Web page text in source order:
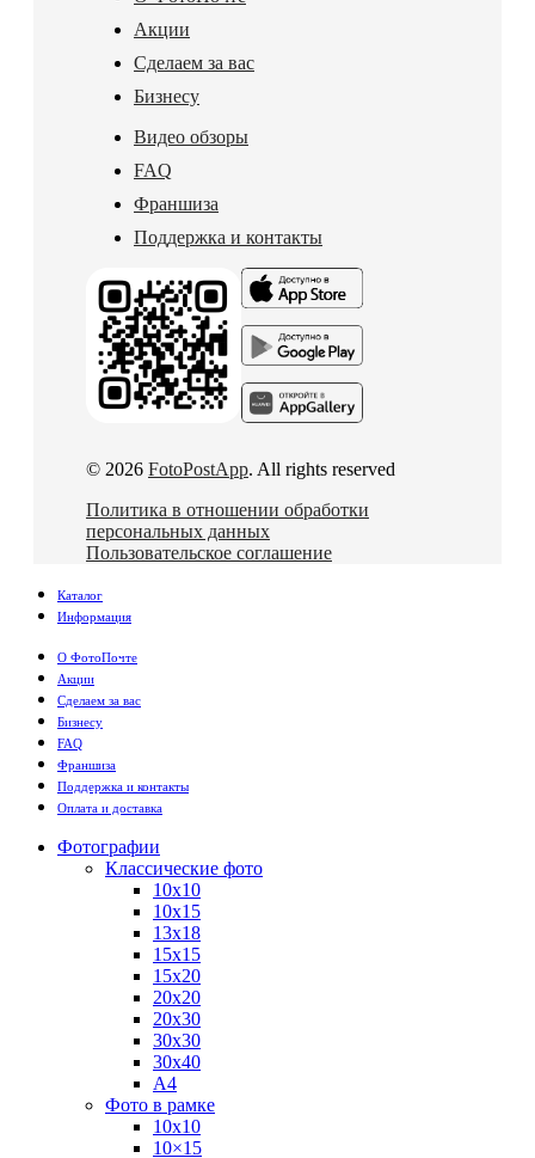
Акции
Сделаем за вас
Бизнесу
Видео обзоры
FAQ
Франшиза
Поддержка и контакты
© 2026 FotoPostApp. All rights reserved
Политика в отношении обработки
персональных данных
Пользовательское соглашение
Каталог
Информация
О ФотоПочте
Акции
Сделаем за вас
Бизнесу
FAQ
Франшиза
Поддержка и контакты
Оплата и доставка
Фотографии
Классические фото
10х10
10х15
13х18
15х15
15х20
20х20
20х30
30х30
30х40
А4
Фото в рамке
10х10
10×15